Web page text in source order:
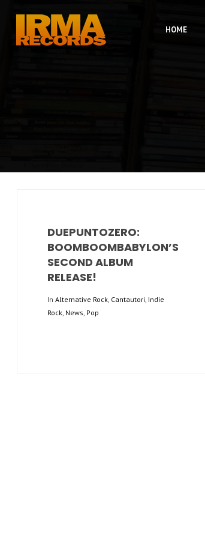
HOME
DUEPUNTOZERO:
BOOMBOOMBABYLON’S
SECOND ALBUM
RELEASE!
In Alternative Rock, Cantautori, Indie
Rock, News, Pop